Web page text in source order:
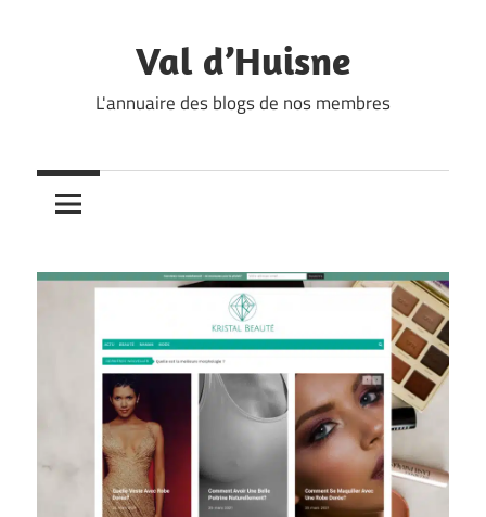
Val d’Huisne
L'annuaire des blogs de nos membres